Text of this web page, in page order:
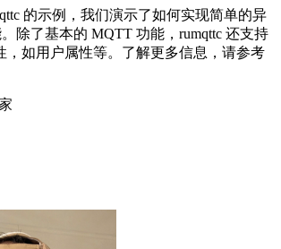
的示例，我们演示了如何实现简单的异
除了基本的 MQTT 功能，rumqttc 还支持
，如用户属性等。了解更多信息，请参考